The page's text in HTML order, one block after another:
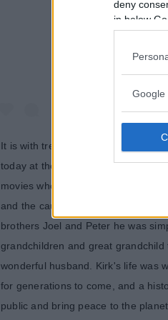
deny
in below
Google
It is with tremendous sadness that
today at the age of 103. To the
movies who lived well into his
and the causes he believed in set
brothers Joel and Peter he was
grandchildren and great
wonderful husband. Kirk's life was
for generations to come, and a
public and bring peace to the